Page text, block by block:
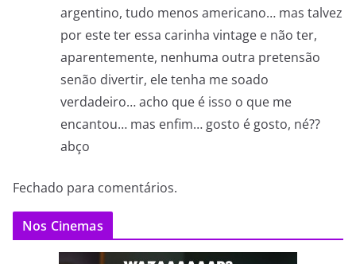
argentino, tudo menos americano… mas talvez
por este ter essa carinha vintage e não ter,
aparentemente, nenhuma outra pretensão
senão divertir, ele tenha me soado
verdadeiro… acho que é isso o que me
encantou… mas enfim… gosto é gosto, né??
abço
Fechado para comentários.
Nos Cinemas